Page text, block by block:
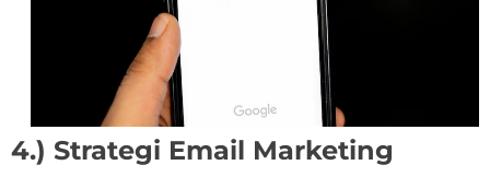
4.) Strategi Email Marketing